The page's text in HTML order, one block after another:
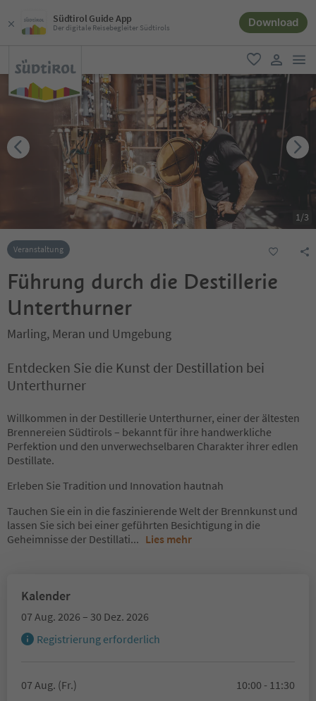
Südtirol Guide App
Der digitale Reisebegleiter Südtirols Download
favorit
user link
1/3
Veranstaltung
Führung durch die Destillerie
Unterthurner
Marling, Meran und Umgebung
Entdecken Sie die Kunst der Destillation bei
Unterthurner
Willkommen in der Destillerie Unterthurner, einer der ältesten
Brennereien Südtirols – bekannt für ihre handwerkliche
Perfektion und den unverwechselbaren Charakter ihrer edlen
Destillate.
Erleben Sie Tradition und Innovation hautnah
Tauchen Sie ein in die faszinierende Welt der Brennkunst und
lassen Sie sich bei einer geführten Besichtigung in die
Geheimnisse der Destillati... Lies mehr
Kalender
07 Aug. 2026 – 30 Dez. 2026
Registrierung erforderlich
07 Aug. (Fr.)
10:00 - 11:30